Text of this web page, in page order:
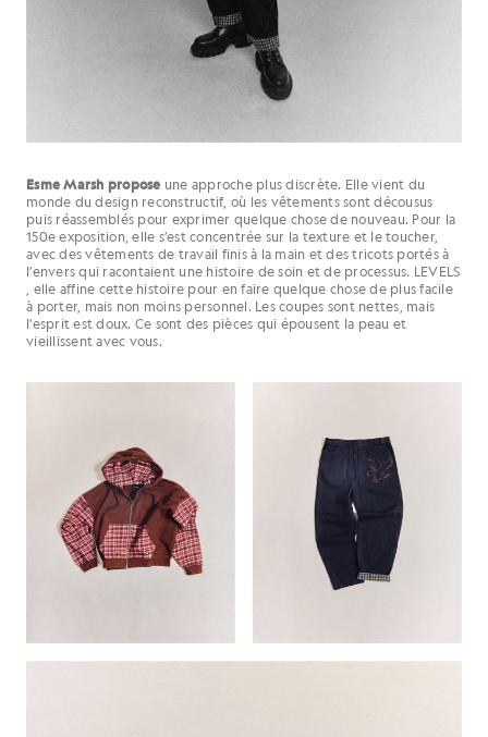
Esme Marsh propose une approche plus discrète. Elle vient du
monde du design reconstructif, où les vêtements sont décousus
puis réassemblés pour exprimer quelque chose de nouveau. Pour la
150e exposition, elle s’est concentrée sur la texture et le toucher,
avec des vêtements de travail finis à la main et des tricots portés à
l’envers qui racontaient une histoire de soin et de processus. LEVELS
, elle affine cette histoire pour en faire quelque chose de plus facile
à porter, mais non moins personnel. Les coupes sont nettes, mais
l'esprit est doux. Ce sont des pièces qui épousent la peau et
vieillissent avec vous.